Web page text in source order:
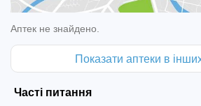
Аптек не знайдено.
Показати аптеки в
Часті питання